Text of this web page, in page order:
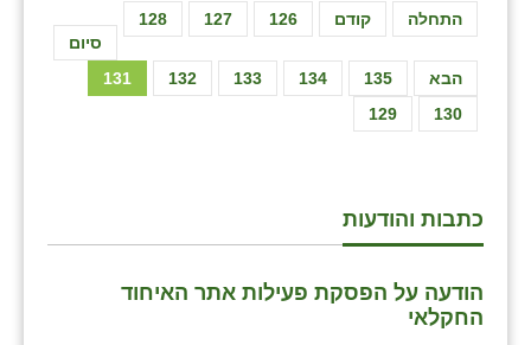
התחלה קודם 126
127
128
129 130
131 132 133 134 135 הבא
סיום
כתבות והודעות
הודעה על הפסקת פעילות אתר האיחוד
החקלאי